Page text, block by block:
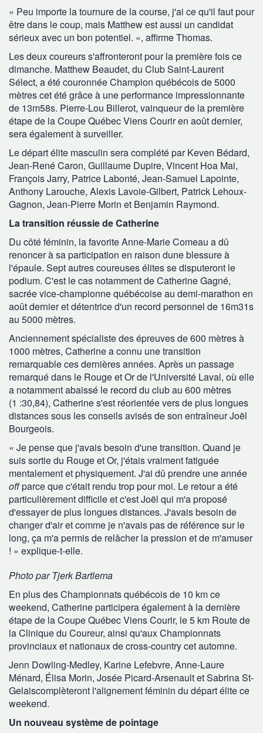
« Peu importe la tournure de la course, j'ai ce qu'il faut pour
être dans le coup, mais Matthew est aussi un candidat
sérieux avec un bon potentiel. », affirme Thomas.
Les deux coureurs s'affronteront pour la première fois ce
dimanche. Matthew Beaudet, du Club Saint-Laurent
Sélect, a été couronnée Champion québécois de 5000
mètres cet été grâce à une performance impressionnante
de 13m58s. Pierre-Lou Billerot, vainqueur de la première
étape de la Coupe Québec Viens Courir en août dernier,
sera également à surveiller.
Le départ élite masculin sera complété par Keven Bédard,
Jean-René Caron, Guillaume Dupire, Vincent Hoa Mai,
François Jarry, Patrice Labonté, Jean-Samuel Lapointe,
Anthony Larouche, Alexis Lavoie-Gilbert, Patrick Lehoux-
Gagnon, Jean-Pierre Morin et Benjamin Raymond.
La transition réussie de Catherine
Du côté féminin, la favorite Anne-Marie Comeau a dû
renoncer à sa participation en raison dune blessure à
l'épaule. Sept autres coureuses élites se disputeront le
podium. C'est le cas notamment de Catherine Gagné,
sacrée vice-championne québécoise au demi-marathon en
août dernier et détentrice d'un record personnel de 16m31s
au 5000 mètres.
Anciennement spécialiste des épreuves de 600 mètres à
1000 mètres, Catherine a connu une transition
remarquable ces dernières années. Après un passage
remarqué dans le Rouge et Or de l'Université Laval, où elle
a notamment abaissé le record du club au 600 mètres
(1 :30,84), Catherine s'est réorientée vers de plus longues
distances sous les conseils avisés de son entraîneur Joël
Bourgeois.
« Je pense que j'avais besoin d'une transition. Quand je
suis sortie du Rouge et Or, j'étais vraiment fatiguée
mentalement et physiquement. J'ai dû prendre une année
offparce que c'était rendu trop pour moi. Le retour a été
particulièrement difficile et c'est Joël qui m'a proposé
d'essayer de plus longues distances. J'avais besoin de
changer d'air et comme je n'avais pas de référence sur le
long, ça m'a permis de relâcher la pression et de m'amuser
! » explique-t-elle.
Photo par Tjerk Bartlema
En plus des Championnats québécois de 10 km ce
weekend, Catherine participera également à la dernière
étape de la Coupe Québec Viens Courir, le 5 km Route de
la Clinique du Coureur, ainsi qu'aux Championnats
provinciaux et nationaux de cross-country cet automne.
Jenn Dowling-Medley, Karine Lefebvre, Anne-Laure
Ménard, Élisa Morin, Josée Picard-Arsenault et Sabrina St-
Gelaiscomplèteront l'alignement féminin du départ élite ce
weekend.
Un nouveau système de pointage